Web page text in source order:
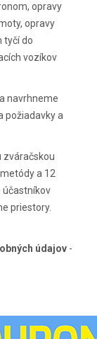
opravy
opravy
tyčí do
vozíkov
navrhneme
požiadavky a
zváračskou
a 12
účastníkov
priestory.
údajov -